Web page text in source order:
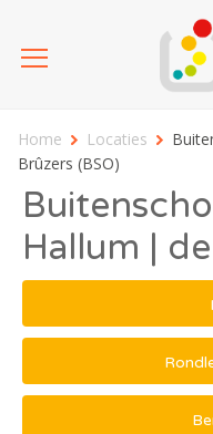
Home Locaties
Brûzers (BSO)
Hallum |